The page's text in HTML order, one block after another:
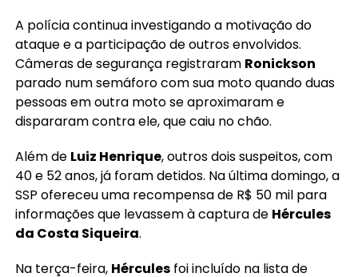
A polícia continua investigando a motivação do
ataque e a participação de outros envolvidos.
Câmeras de segurança registraram Ronickson
parado num semáforo com sua moto quando duas
pessoas em outra moto se aproximaram e
dispararam contra ele, que caiu no chão.
Além de Luiz Henrique, outros dois suspeitos, com
40 e 52 anos, já foram detidos. Na última domingo, a
SSP ofereceu uma recompensa de R$ 50 mil para
informações que levassem à captura de Hércules
da Costa Siqueira.
Na terça-feira, Hérculesfoi incluído na lista de